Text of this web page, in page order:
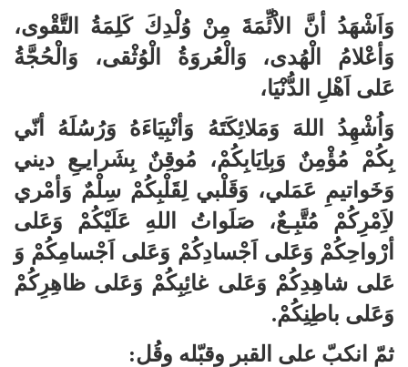
وَاَشْهَدُ أنَّ الاَْئِّمَةَ مِنْ وُلْدِكَ كَلِمَةُ التَّقْوى،
وَأعْلامُ الْهُدى، وَالْعُروَةُ الْوُثْقى، وَالْحُجَّةُ
عَلى اَهْلِ الدُّنْيَا،
وَاُشْهِدُ اللهَ وَمَلائِكَتَهُ وَأنْبِيَاءَهُ وَرُسُلَهُ أنّي
بِكُمْ مُؤْمِنٌ وَبِاِيَابِكُمْ، مُوقِنٌ بِشَرايـِعِ ديني
وَخَواتيمِ عَمَلي، وَقَلْبي لِقَلْبِكُمْ سِلْمٌ وَأمْري
لاَِمْرِكُمْ مُتَّبِـعٌ، صَلَواتُ اللهِ عَلَيْكُمْ وَعَلى
أرْواحِكُمْ وَعَلى اَجْسادِكُمْ وَعَلى اَجْسامِكُمْ وَ
عَلى شاهِدِكُمْ وَعَلى غائِبِكُمْ وَعَلى ظاهِرِكُمْ
وَعَلى باطِنِكُمْ.
ثمّ انكبّ على القبر وقبّله وقُل: